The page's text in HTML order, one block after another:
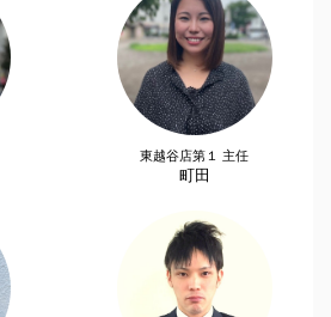
東越谷店第１ 主任
町田